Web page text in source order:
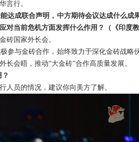
言行。
达成联合声明，中方期待会议达成什么成
当前危机方面发挥什么作用？（《印度教
砖国家外长会。
参与金砖合作，始终致力于深化金砖战略
会晤，推动“大金砖”合作高质量发展。
人员的情况，建议你向美方了解。